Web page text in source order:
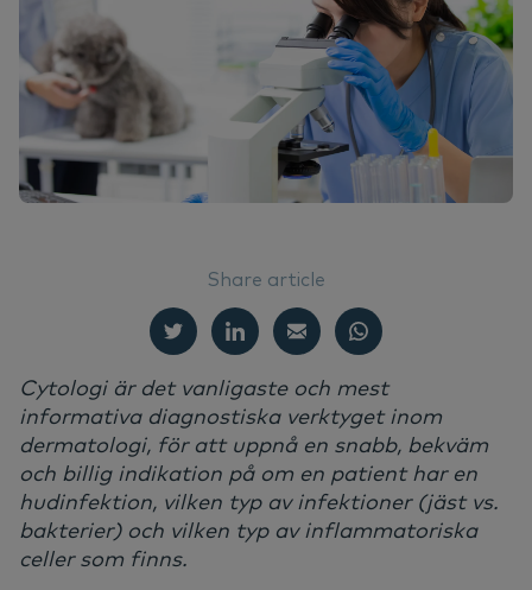
Nextview portal
SV
Dansk
Deutsch
English
Share article
Cytologi är det vanligaste och mest
informativa diagnostiska verktyget inom
dermatologi, för att uppnå en snabb, bekväm
och billig indikation på om en patient har en
hudinfektion, vilken typ av infektioner (jäst vs.
bakterier) och vilken typ av inflammatoriska
celler som finns.